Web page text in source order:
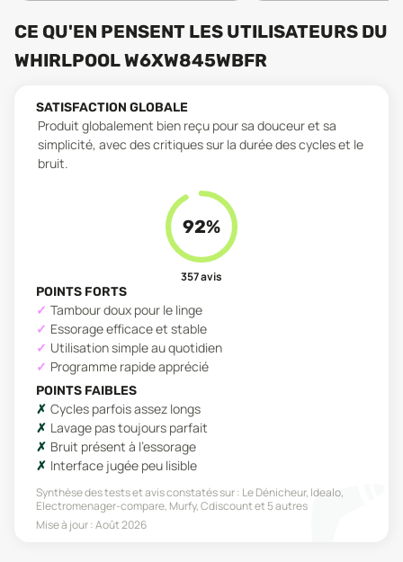
CE QU'EN PENSENT LES UTILISATEURS DU
WHIRLPOOL W6XW845WBFR
SATISFACTION GLOBALE
Produit globalement bien reçu pour sa douceur et sa
simplicité, avec des critiques sur la durée des cycles et le
bruit.
92%
357avis
POINTS FORTS
Tambour doux pour le linge
Essorage efficace et stable
Utilisation simple au quotidien
Programme rapide apprécié
POINTS FAIBLES
Cycles parfois assez longs
Lavage pas toujours parfait
Bruit présent à l'essorage
Interface jugée peu lisible
Synthèse des tests et avis constatés sur : Le Dénicheur, Idealo,
Electromenager-compare, Murfy, Cdiscountet 5 autres
Mise à jour :Août 2026